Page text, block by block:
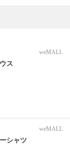
weMALL
ス
weMALL
シャツ